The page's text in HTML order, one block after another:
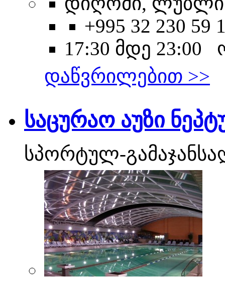
+995 32 230 59
17:30 მდე 23:00
დაწვრილებით >>
საცურაო აუზი
სპორტულ-